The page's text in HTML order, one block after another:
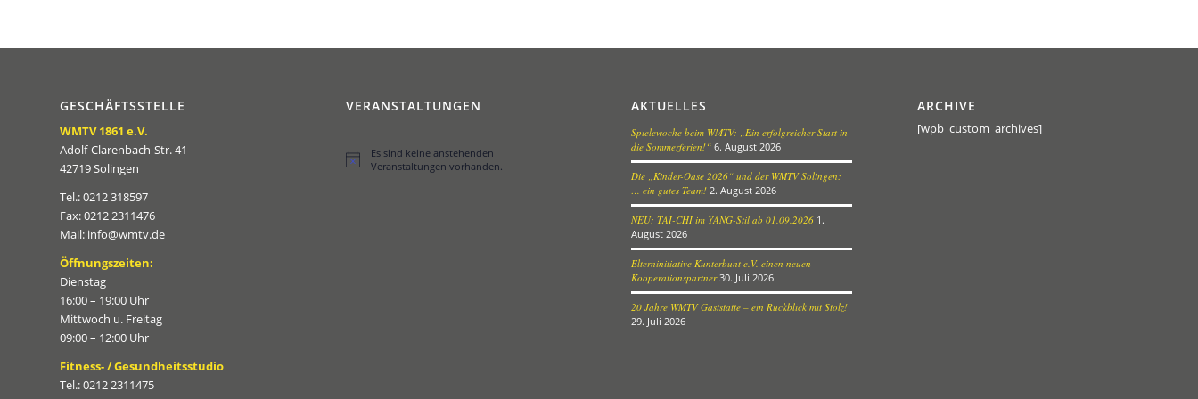
GESCHÄFTSSTELLE
WMTV 1861 e.V.
Adolf-Clarenbach-Str. 41
42719 Solingen
Tel.: 0212 318597
Fax: 0212 2311476
Mail: info@wmtv.de
Öffnungszeiten:
Dienstag
16:00 – 19:00 Uhr
Mittwoch u. Freitag
09:00 – 12:00 Uhr
Fitness- / Gesundheitsstudio
Tel.: 0212 2311475
VERANSTALTUNGEN
Hinweis
Es sind keine anstehenden
Veranstaltungen vorhanden.
AKTUELLES
Spielewoche beim WMTV: „Ein erfolgreicher Start in
die Sommerferien!“ 6. August 2026
Die „Kinder-Oase 2026“ und der WMTV Solingen:
… ein gutes Team! 2. August 2026
NEU: TAI-CHI im YANG-Stil ab 01.09.2026 1.
August 2026
Elterninitiative Kunterbunt e.V. einen neuen
Kooperationspartner 30. Juli 2026
20 Jahre WMTV Gaststätte – ein Rückblick mit Stolz!
29. Juli 2026
ARCHIVE
[wpb_custom_archives]